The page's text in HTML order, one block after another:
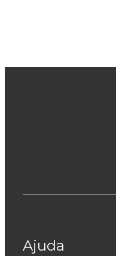
Ajuda